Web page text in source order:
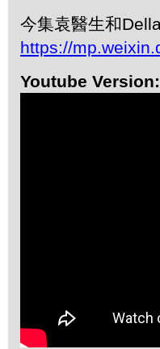
今集袁醫生和
https://
Youtube Version: